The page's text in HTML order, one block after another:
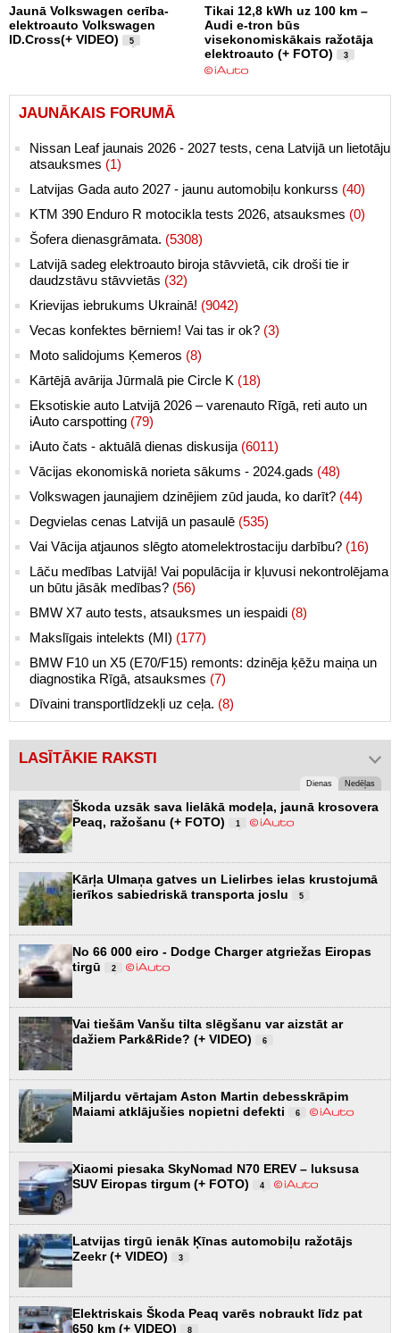
Jaunā Volkswagen cerība-
elektroauto Volkswagen
ID.Cross(+ VIDEO)
5
Tikai 12,8 kWh uz 100 km –
Audi e-tron būs
visekonomiskākais ražotāja
elektroauto (+ FOTO)
3
JAUNĀKAIS FORUMĀ
Nissan Leaf jaunais 2026 - 2027 tests, cena Latvijā un lietotāju
atsauksmes (1)
Latvijas Gada auto 2027 - jaunu automobiļu konkurss (40)
KTM 390 Enduro R motocikla tests 2026, atsauksmes (0)
Šofera dienasgrāmata. (5308)
Latvijā sadeg elektroauto biroja stāvvietā, cik droši tie ir
daudzstāvu stāvvietās (32)
Krievijas iebrukums Ukrainā! (9042)
Vecas konfektes bērniem! Vai tas ir ok? (3)
Moto salidojums Ķemeros (8)
Kārtējā avārija Jūrmalā pie Circle K (18)
Eksotiskie auto Latvijā 2026 – varenauto Rīgā, reti auto un
iAuto carspotting (79)
iAuto čats - aktuālā dienas diskusija (6011)
Vācijas ekonomiskā norieta sākums - 2024.gads (48)
Volkswagen jaunajiem dzinējiem zūd jauda, ko darīt? (44)
Degvielas cenas Latvijā un pasaulē (535)
Vai Vācija atjaunos slēgto atomelektrostaciju darbību? (16)
Lāču medības Latvijā! Vai populācija ir kļuvusi nekontrolējama
un būtu jāsāk medības? (56)
BMW X7 auto tests, atsauksmes un iespaidi (8)
Makslīgais intelekts (MI) (177)
BMW F10 un X5 (E70/F15) remonts: dzinēja ķēžu maiņa un
diagnostika Rīgā, atsauksmes (7)
Dīvaini transportlīdzekļi uz ceļa. (8)
LASĪTĀKIE RAKSTI
Dienas Nedēļas
Škoda uzsāk sava lielākā modeļa, jaunā krosovera
Peaq, ražošanu (+ FOTO)
1
Kārļa Ulmaņa gatves un Lielirbes ielas krustojumā
ierīkos sabiedriskā transporta joslu
5
No 66 000 eiro - Dodge Charger atgriežas Eiropas
tirgū
2
Vai tiešām Vanšu tilta slēgšanu var aizstāt ar
dažiem Park&Ride? (+ VIDEO)
6
Miljardu vērtajam Aston Martin debesskrāpim
Maiami atklājušies nopietni defekti
6
Xiaomi piesaka SkyNomad N70 EREV – luksusa
SUV Eiropas tirgum (+ FOTO)
4
Latvijas tirgū ienāk Ķīnas automobiļu ražotājs
Zeekr (+ VIDEO)
3
Elektriskais Škoda Peaq varēs nobraukt līdz pat
650 km (+ VIDEO)
8